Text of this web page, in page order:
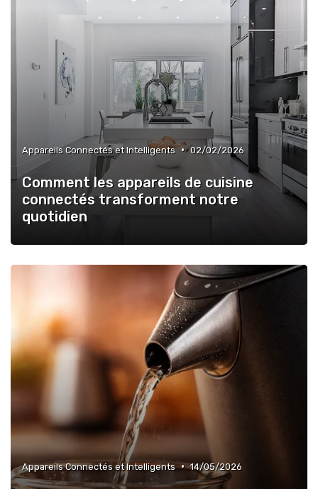
Appareils Connectés et Intelligents • 02/02/2026
Comment les appareils de cuisine
connectés transforment notre
quotidien
Appareils Connectés et Intelligents • 14/05/2026